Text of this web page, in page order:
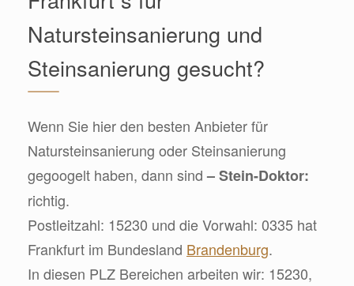
Natursteinsanierung und
Steinsanierung gesucht?
Wenn Sie hier den besten Anbieter für
Natursteinsanierung oder Steinsanierung
gegoogelt haben, dann sind– Stein-Doktor:
richtig.
Postleitzahl: 15230 und die Vorwahl: 0335 hat
Frankfurt im Bundesland Brandenburg.
In diesen PLZ Bereichen arbeiten wir: 15230,